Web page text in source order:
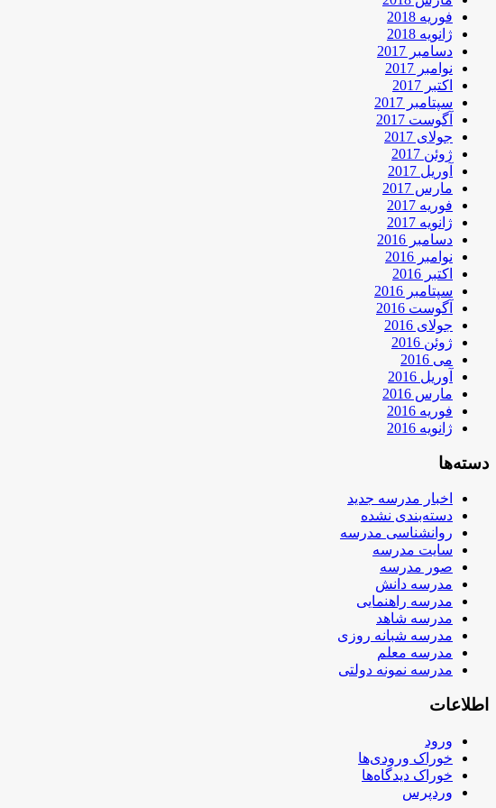
فوریه 2018
ژانویه 2018
دسامبر 2017
نوامبر 2017
اکتبر 2017
سپتامبر 2017
آگوست 2017
جولای 2017
ژوئن 2017
آوریل 2017
مارس 2017
فوریه 2017
ژانویه 2017
دسامبر 2016
نوامبر 2016
اکتبر 2016
سپتامبر 2016
آگوست 2016
جولای 2016
ژوئن 2016
می 2016
آوریل 2016
مارس 2016
فوریه 2016
ژانویه 2016
دسته‌ها
اخبار مدرسه جدید
دسته‌بندی نشده
روانشناسی مدرسه
سایت مدرسه
صور مدرسه
مدرسه دانش
مدرسه راهنمایی
مدرسه شاهد
مدرسه شبانه روزی
مدرسه معلم
مدرسه نمونه دولتی
اطلاعات
ورود
خوراک ورودی‌ها
خوراک دیدگاه‌ها
وردپرس